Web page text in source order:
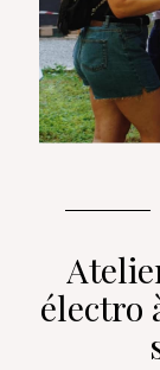
électro